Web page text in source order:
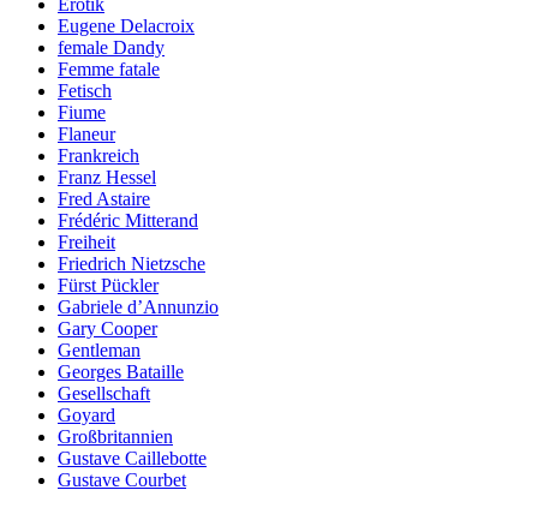
Eugene Delacroix
female Dandy
Femme fatale
Fetisch
Fiume
Flaneur
Frankreich
Franz Hessel
Fred Astaire
Frédéric Mitterand
Freiheit
Friedrich Nietzsche
Fürst Pückler
Gabriele d’Annunzio
Gary Cooper
Gentleman
Georges Bataille
Gesellschaft
Goyard
Großbritannien
Gustave Caillebotte
Gustave Courbet